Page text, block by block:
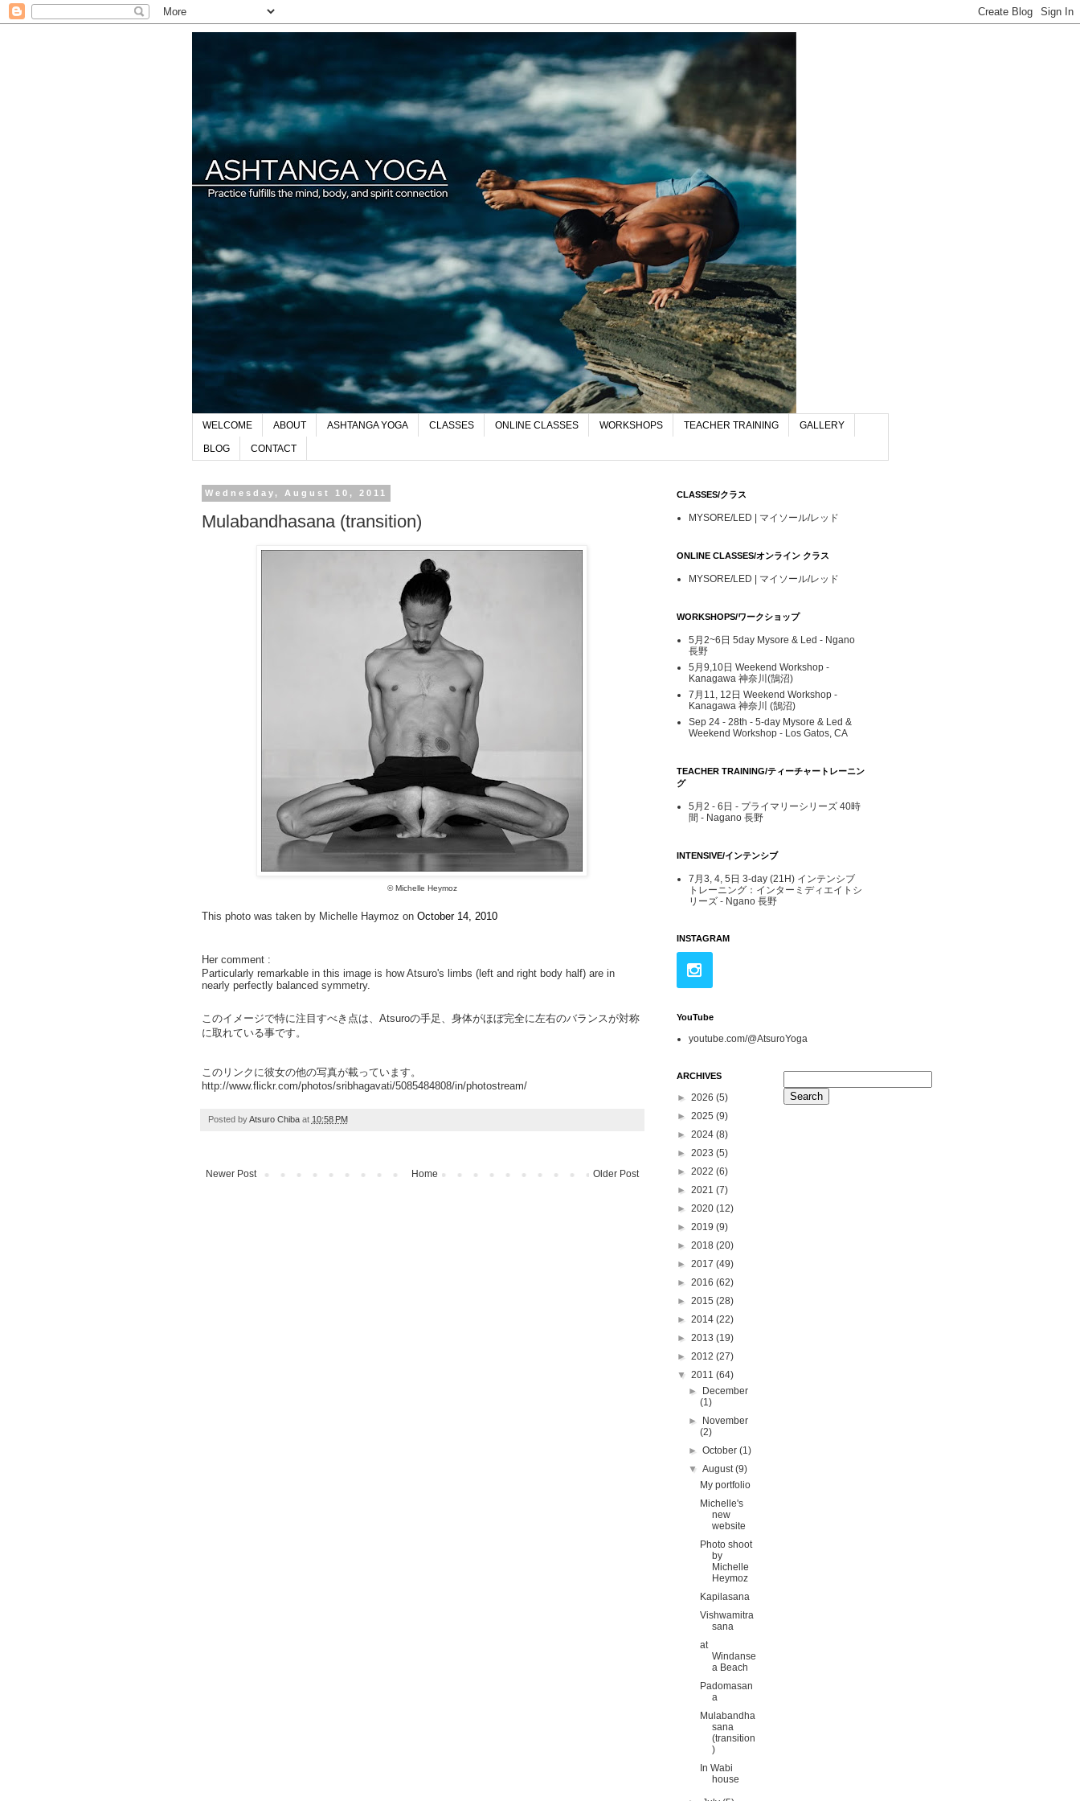
WELCOME ABOUT ASHTANGA YOGA CLASSES ONLINE CLASSES WORKSHOPS TEACHER TRAINING GALLERY
BLOG CONTACT
Wednesday, August 10, 2011
Mulabandhasana (transition)
© Michelle Heymoz
This photo was taken by Michelle Haymoz on October 14, 2010
Her comment :
Particularly remarkable in this image is how Atsuro's limbs (left and right body half) are in
nearly perfectly balanced symmetry.
このイメージで特に注目すべき点は、 Atsuroの手足、 身体がほぼ完全に左右のバランスが対称
に取れている事です。
このリンクに彼女の他の写真が載っています。
http://www.flickr.com/photos/sribhagavati/5085484808/in/photostream/
Posted byAtsuro Chiba at 10:58 PM
Newer Post Older Post
Home
CLASSES/クラス
MYSORE/LED | マイソール/レッド
ONLINE CLASSES/オンライン クラス
MYSORE/LED | マイソール/レッド
WORKSHOPS/ワークショップ
5月2~6日 5day Mysore & Led - Ngano
長野
5月9,10日 Weekend Workshop -
Kanagawa 神奈川(鵠沼)
7月11, 12日 Weekend Workshop -
Kanagawa 神奈川 (鵠沼)
Sep 24 - 28th - 5-day Mysore & Led &
Weekend Workshop - Los Gatos, CA
TEACHER TRAINING/ティーチャートレーニン
グ
5月2 - 6日 - プライマリーシリーズ 40時
間 - Nagano 長野
INTENSIVE/インテンシブ
7月3, 4, 5日 3-day (21H) インテンシブ
トレーニング：インターミディエイトシ
リーズ - Ngano 長野
INSTAGRAM
YouTube
youtube.com/@AtsuroYoga
ARCHIVES
► 2026 (5)
► 2025 (9)
► 2024 (8)
► 2023 (5)
► 2022 (6)
► 2021 (7)
► 2020 (12)
► 2019 (9)
► 2018 (20)
► 2017 (49)
► 2016 (62)
► 2015 (28)
► 2014 (22)
► 2013 (19)
► 2012 (27)
▼ 2011 (64)
► December
(1)
► November
(2)
► October (1)
▼ August (9)
My portfolio
Michelle's
new
website
Photo shoot
by
Michelle
Heymoz
Kapilasana
Vishwamitra
sana
at
Windanse
a Beach
Padomasan
a
Mulabandha
sana
(transition
)
In Wabi
house